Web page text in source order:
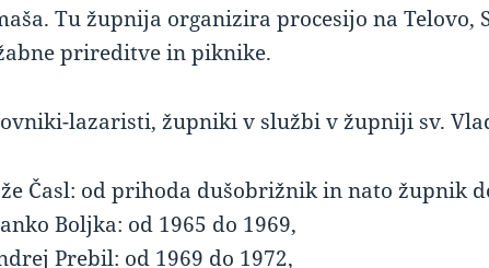
Tu župnija organizira procesijo na Telovo,
prireditve in piknike.
lazaristi, župniki v službi v župniji sv.
Časl: od prihoda dušobrižnik in nato župnik
Boljka: od 1965 do 1969,
Prebil: od 1969 do 1972,